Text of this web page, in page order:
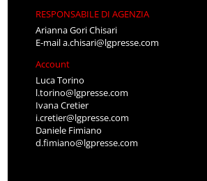
RESPONSABILE DI AGENZIA
Arianna Gori Chisari
E-maila.chisari@lgpresse.com
Account
Luca Torino
l.torino@lgpresse.com
Ivana Cretier
i.cretier@lgpresse.com
Daniele Fimiano
d.fimiano@lgpresse.com